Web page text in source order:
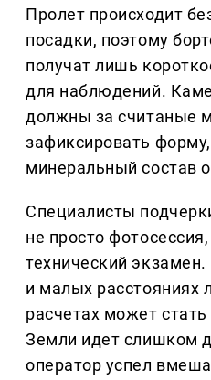
Пролет происходит
посадки, поэтому
получат лишь
для наблюдений.
должны за считаные
зафиксировать
минеральный состав
Специалисты
не просто
технический
и малых расстояниях
расчетах может
Земли идет слишком
оператор успел